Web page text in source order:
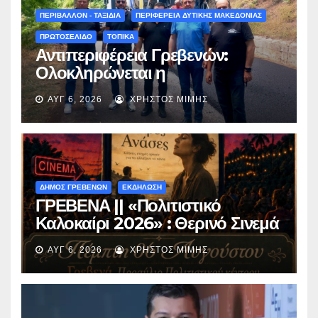
(audio)
ΠΕΡΙΒΑΛΛΟΝ - ΤΑΞΙΔΙΑ ΠΕΡΙΦΕΡΕΙΑ ΔΥΤΙΚΗΣ ΜΑΚΕΔΟΝΙΑΣ
ΠΡΩΤΟΣΕΛΙΔΟ ΤΟΠΙΚΑ
Αντιπεριφέρεια Γρεβενών:
Ολοκληρώνεται η
ασφαλτόστρωση της οδού
Περιβόλι – Αβδέλλα
ΑΥΓ 6, 2026 ΧΡΉΣΤΟΣ ΜΊΜΗΣ
ΔΗΜΟΣ ΓΡΕΒΕΝΩΝ ΕΚΔΗΛΩΣΗ
ΓΡΕΒΕΝΑ || «Πολιτιστικό
Καλοκαίρι 2026» : Θερινό Σινεμά
με την βραβευμένη ταινία
«Μικρές Ανάσες».
ΑΥΓ 6, 2026 ΧΡΉΣΤΟΣ ΜΊΜΗΣ